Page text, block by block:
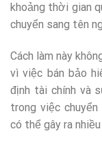
khoảng thời gian
chuyển sang tên
Cách làm này
vì việc bán bảo
định tài chính và
trong việc
có thể gây ra